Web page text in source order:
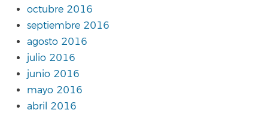
octubre 2016
septiembre 2016
agosto 2016
julio 2016
junio 2016
mayo 2016
abril 2016